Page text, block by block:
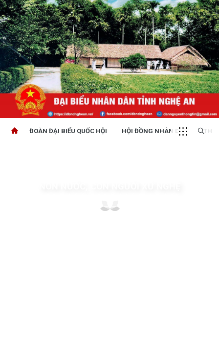
ĐOÀN ĐẠI BIỂU QUỐC HỘI HỘI ĐỒNG NHÂN DÂN